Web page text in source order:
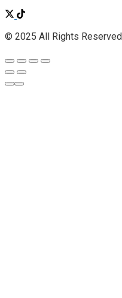
© 2025 All Rights